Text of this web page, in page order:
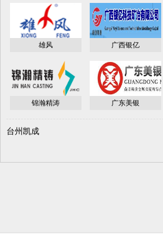
雄风 广西银亿
锦瀚精涛 广东美银
台州凯成